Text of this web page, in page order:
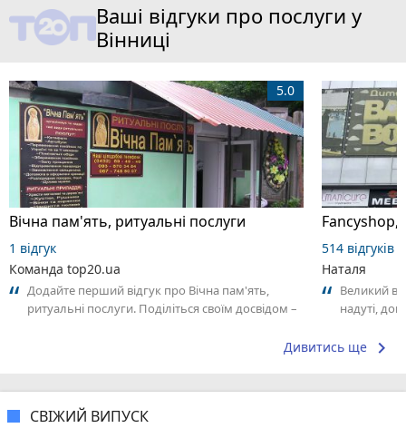
Ваші відгуки про послуги у
Вінниці
Вічна пам'ять, ритуальні послуги
5.0
1 відгук
Команда top20.ua
Додайте перший відгук про Вічна пам'ять,
ритуальні послуги. Поділіться своїм досвідом –
514 відгуків
Наталя
Великий
надуті,
Дивитись ще keyboard_arrow_right
СВІЖИЙ ВИПУСК